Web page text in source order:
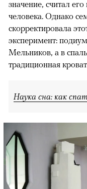
значение, считал
человека. Однако
скорректировала
эксперимент:
Мельников, а в
традиционная
Наука сна: как